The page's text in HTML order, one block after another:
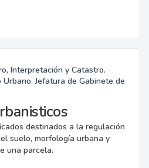
Interpretación y Catastro.
Jefatura de Gabinete de
destinados a la regulación
suelo, morfología urbana y
una parcela.